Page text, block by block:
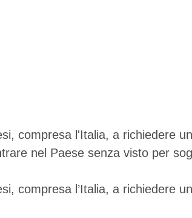
compresa l'Italia, a richiedere
nel Paese senza visto per
compresa l’Italia, a richiedere